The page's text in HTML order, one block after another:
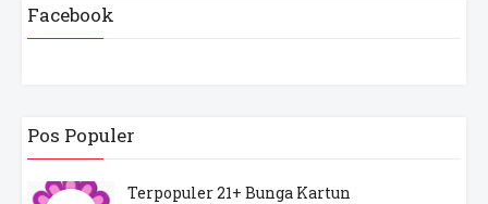
Facebook
Pos Populer
Terpopuler 21+ Bunga Kartun